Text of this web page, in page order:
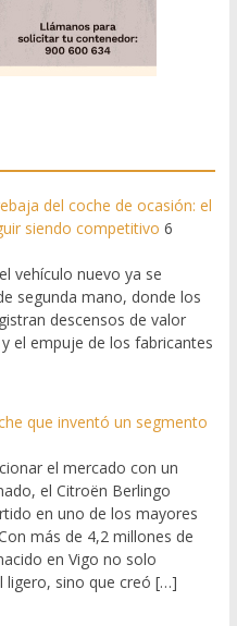
del coche de ocasión: el
siendo competitivo 6
vehículo nuevo ya se
segunda mano, donde los
descensos de valor
el empuje de los fabricantes
que inventó un segmento
el mercado con un
el Citroën Berlingo
en uno de los mayores
más de 4,2 millones de
en Vigo no solo
ligero, sino que creó […]